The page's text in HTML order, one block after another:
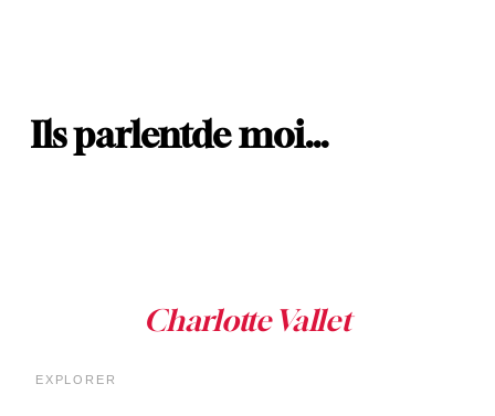
Ils parlentde moi…
EXPLORER